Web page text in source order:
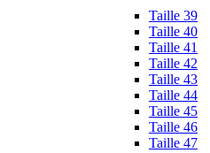
Taille 39
Taille 40
Taille 41
Taille 42
Taille 43
Taille 44
Taille 45
Taille 46
Taille 47